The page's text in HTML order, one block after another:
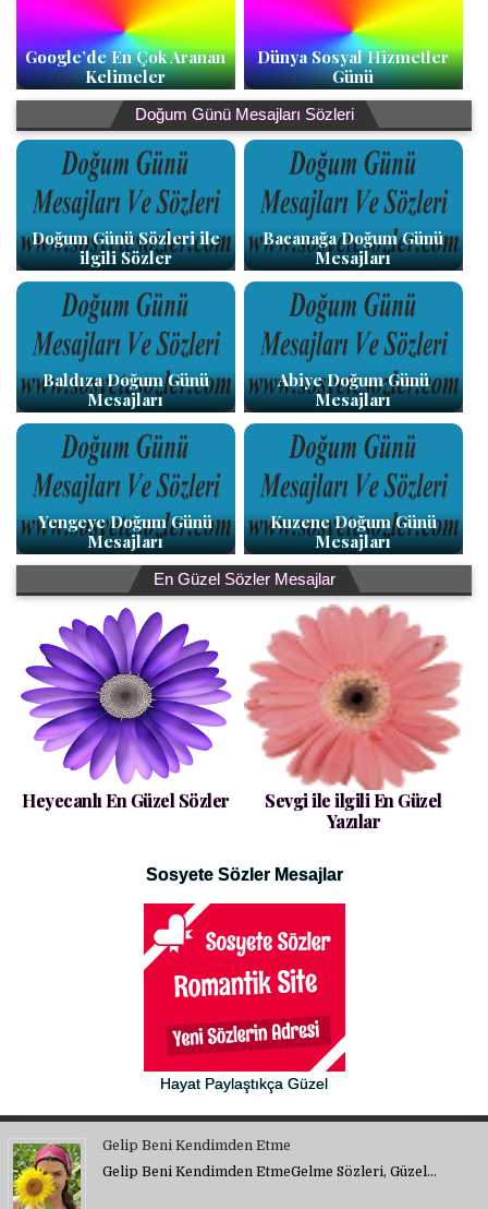
Google’de En Çok Aranan
Kelimeler
Dünya Sosyal Hizmetler
Günü
Doğum Günü Mesajları Sözleri
Doğum Günü Sözleri ile
ilgili Sözler
Bacanağa Doğum Günü
Mesajları
Baldıza Doğum Günü
Mesajları
Abiye Doğum Günü
Mesajları
Yengeye Doğum Günü
Mesajları
Kuzene Doğum Günü
Mesajları
En Güzel Sözler Mesajlar
Heyecanlı En Güzel Sözler
Sevgi ile ilgili En Güzel
Yazılar
Sosyete Sözler Mesajlar
Hayat Paylaştıkça Güzel
Gelip Beni Kendimden Etme
Gelip Beni Kendimden EtmeGelme Sözleri, Güzel…